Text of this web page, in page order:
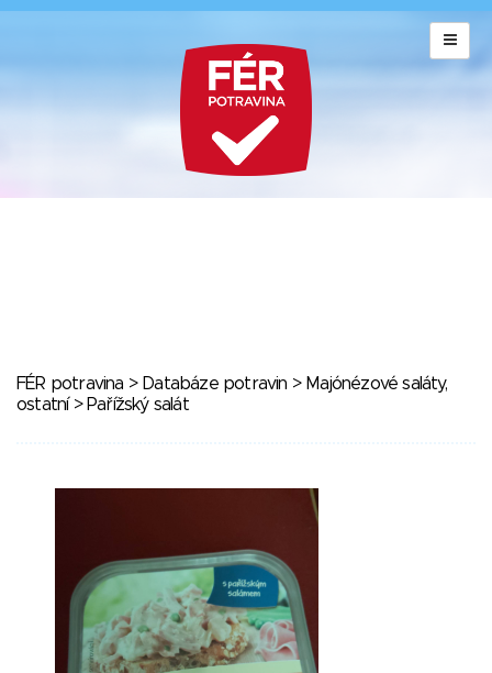
FÉR potravina > Databáze potravin > Majónézové saláty,
ostatní > Pařížský salát